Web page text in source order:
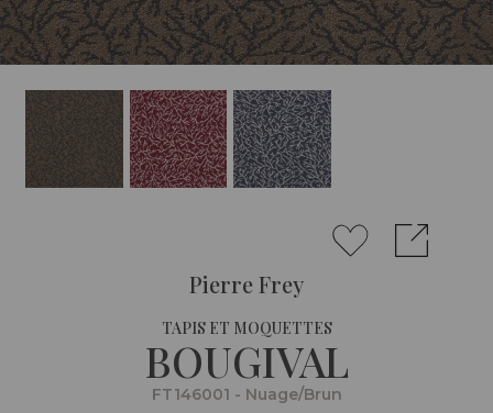
Pierre Frey
TAPIS ET MOQUETTES
BOUGIVAL
FT146001 - Nuage/Brun